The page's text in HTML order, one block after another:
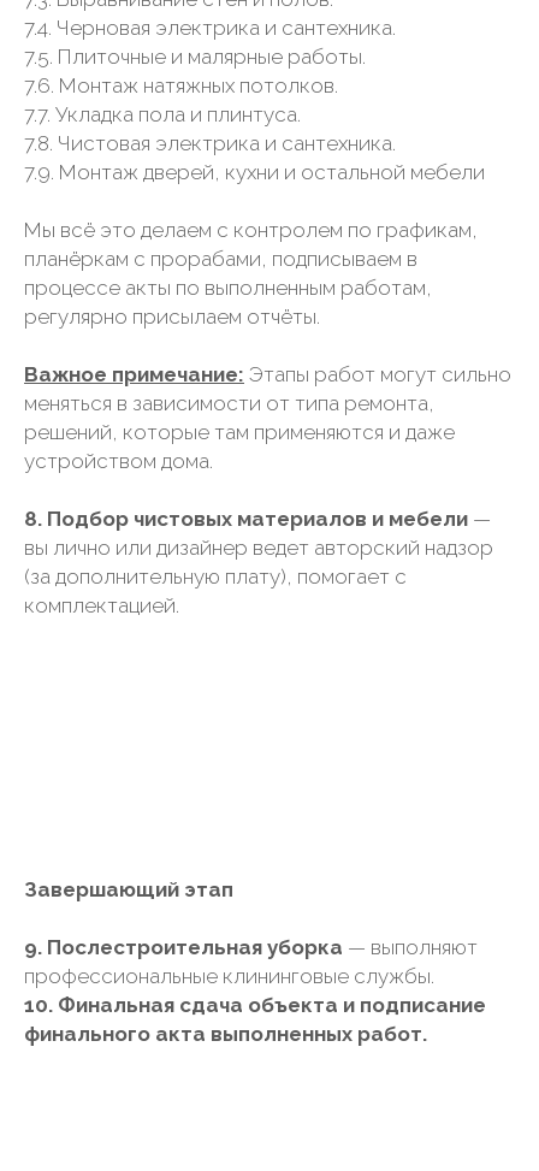
7.4. Черновая электрика и сантехника.
7.5. Плиточные и малярные работы.
7.6. Монтаж натяжных потолков.
7.7. Укладка пола и плинтуса.
7.8. Чистовая электрика и сантехника.
7.9. Монтаж дверей, кухни и остальной мебели
Мы всё это делаем с контролем по графикам,
планёркам с прорабами, подписываем в
процессе акты по выполненным работам,
регулярно присылаем отчёты.
Важное примечание: Этапы работ могут сильно
меняться в зависимости от типа ремонта,
решений, которые там применяются и даже
устройством дома.
8. Подбор чистовых материалов и мебели —
вы лично или дизайнер ведет авторский надзор
(за дополнительную плату), помогает с
комплектацией.
Завершающий этап
9. Послестроительная уборка — выполняют
профессиональные клининговые службы.
10. Финальная сдача объекта и подписание
финального акта выполненных работ.